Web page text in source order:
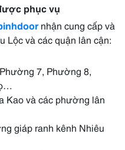
phục vụ
nhận cung cấp và
Lộc và các quận lân cận:
7, Phường 8,
Kao và các phường lân
giáp ranh kênh Nhiêu